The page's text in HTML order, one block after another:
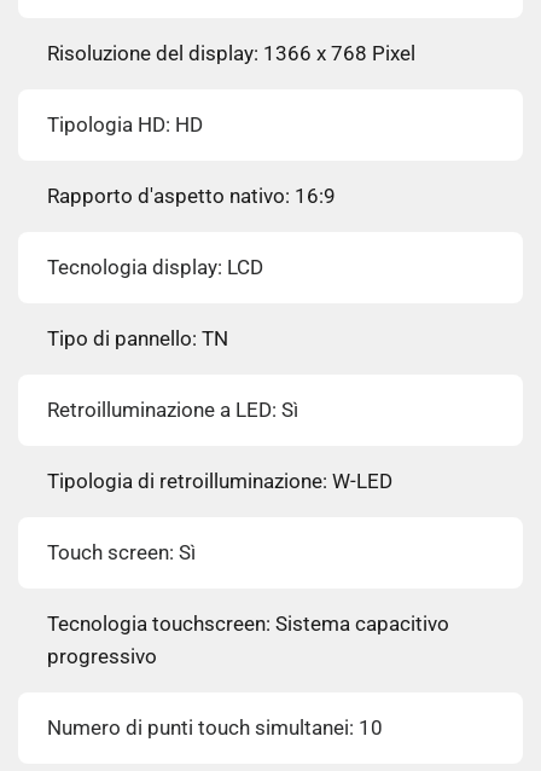
Risoluzione del display: 1366 x 768 Pixel
Tipologia HD: HD
Rapporto d'aspetto nativo: 16:9
Tecnologia display: LCD
Tipo di pannello: TN
Retroilluminazione a LED: Sì
Tipologia di retroilluminazione: W-LED
Touch screen: Sì
Tecnologia touchscreen: Sistema capacitivo
progressivo
Numero di punti touch simultanei: 10